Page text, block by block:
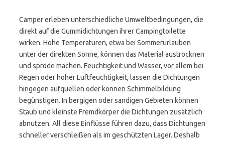
Camper erleben unterschiedliche Umweltbedingungen, die
direkt auf die Gummidichtungen ihrer Campingtoilette
wirken. Hohe Temperaturen, etwa bei Sommerurlauben
unter der direkten Sonne, können das Material austrocknen
und spröde machen. Feuchtigkeit und Wasser, vor allem bei
Regen oder hoher Luftfeuchtigkeit, lassen die Dichtungen
hingegen aufquellen oder können Schimmelbildung
begünstigen. In bergigen oder sandigen Gebieten können
Staub und kleinste Fremdkörper die Dichtungen zusätzlich
abnutzen. All diese Einflüsse führen dazu, dass Dichtungen
schneller verschleißen als im geschützten Lager. Deshalb